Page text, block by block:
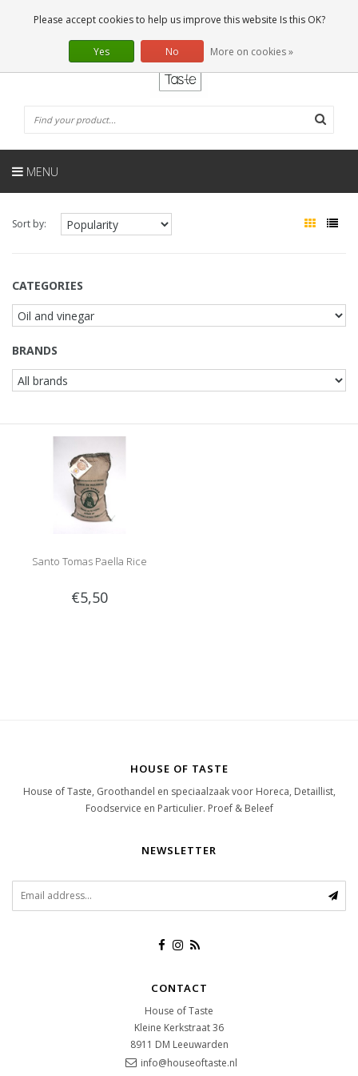
0 Articles
EN
MENU
Sort by:
CATEGORIES
BRANDS
Santo Tomas Paella Rice
€5,50
HOUSE OF TASTE
House of Taste, Groothandel en speciaalzaak voor Horeca, Detaillist,
Foodservice en Particulier. Proef & Beleef
NEWSLETTER
CONTACT
House of Taste
Kleine Kerkstraat 36
8911 DM Leeuwarden
info@houseoftaste.nl
Please accept cookies to help us improve this website Is this OK?
Yes No More on cookies »